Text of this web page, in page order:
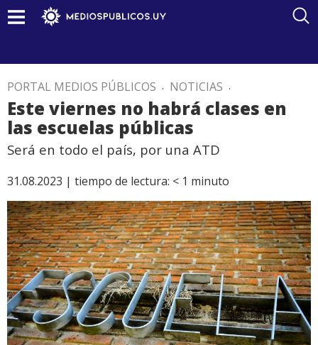
PORTAL MEDIOS PÚBLICOS . NOTICIAS .
Este viernes no habrá clases en
las escuelas públicas
Será en todo el país, por una ATD
31.08.2023 | tiempo de lectura: < 1 minuto